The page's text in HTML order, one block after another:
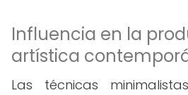
Influencia en la
artística
Las técnicas